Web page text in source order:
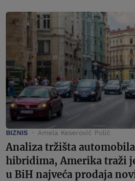
BIZNIS Amela Keserović Polić
Analiza tržišta
hibridima, Amerika traži
u BiH najveća prodaja